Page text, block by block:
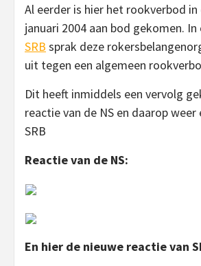
Al eerder is hier het rookverbod in
januari 2004 aan bod gekomen. In
SRB sprak deze
uit tegen een algemeen
Dit heeft inmiddels een vervolg
reactie van de NS en daarop weer
SRB
Reactie van de NS:
En hier de nieuwe reactie van